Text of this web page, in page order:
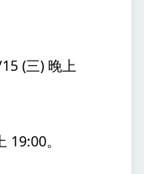
(三) 晚上
。